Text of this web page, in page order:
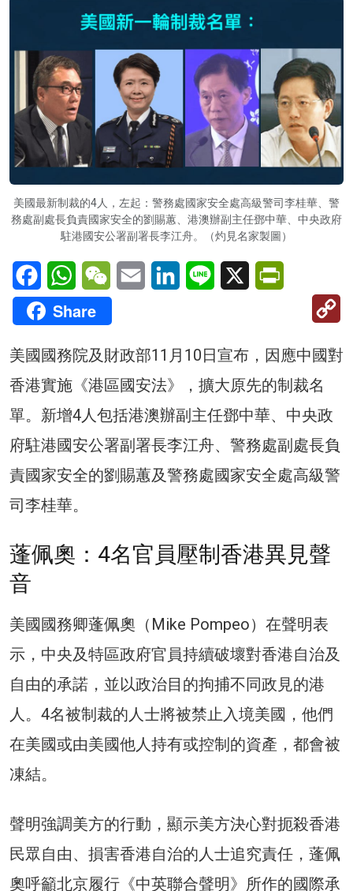
美國最新制裁的4人，左起：警務處國家安全處高級警司李桂華、警
務處副處長負責國家安全的劉賜蕙、港澳辦副主任鄧中華、中央政府
駐港國安公署副署長李江舟。（灼見名家製圖）
FacebookWhatsAppWeChatEmail LinkedInLine X
Share
美國國務院及財政部11月10日宣布，因應中國對
香港實施《港區國安法》，擴大原先的制裁名
單。新增4人包括港澳辦副主任鄧中華、中央政
府駐港國安公署副署長李江舟、警務處副處長負
責國家安全的劉賜蕙及警務處國家安全處高級警
司李桂華。
蓬佩奧：4名官員壓制香港異見聲
音
美國國務卿蓬佩奧（Mike Pompeo）在聲明表
示，中央及特區政府官員持續破壞對香港自治及
自由的承諾，並以政治目的拘捕不同政見的港
人。4名被制裁的人士將被禁止入境美國，他們
在美國或由美國他人持有或控制的資產，都會被
凍結。
聲明強調美方的行動，顯示美方決心對扼殺香港
民眾自由、損害香港自治的人士追究責任，蓬佩
奧呼籲北京履行《中英聯合聲明》所作的國際承